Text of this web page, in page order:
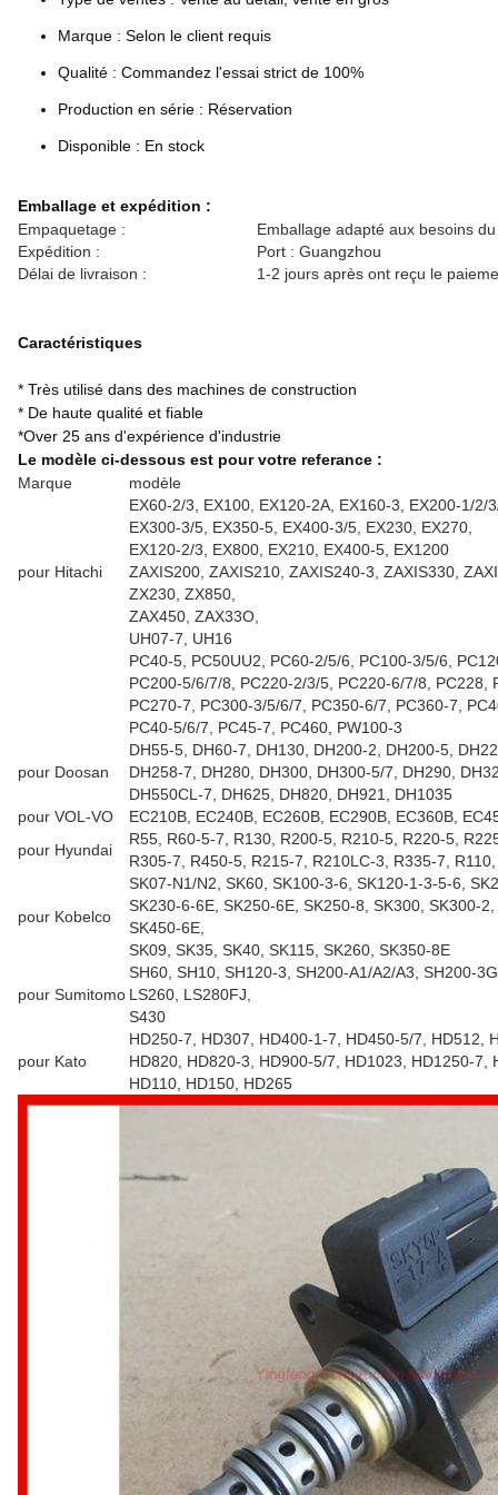
Marque : Selon le client requis
Qualité : Commandez l'essai strict de 100%
Production en série : Réservation
Disponible : En stock
Emballage et expédition :
Empaquetage :
Emballage adapté aux besoins
Expédition :
Port : Guangzhou
Délai de livraison :
1-2 jours après ont reçu le
Caractéristiques
* Très utilisé dans des machines de construction
* De haute qualité et fiable
*Over 25 ans d'expérience d'industrie
Le modèle ci-dessous est pour votre referance :
Marque
modèle
pour Hitachi
EX60-2/3, EX100, EX120-2A, EX160-3, EX200-1/2/
EX300-3/5, EX350-5, EX400-3/5, EX230, EX270,
EX120-2/3, EX800, EX210, EX400-5, EX1200
ZAXIS200, ZAXIS210, ZAXIS240-3, ZAXIS330,
ZX230, ZX850,
ZAX450, ZAX33O,
UH07-7, UH16
PC40-5, PC50UU2, PC60-2/5/6, PC100-3/5/6,
PC200-5/6/7/8, PC220-2/3/5, PC220-6/7/8, PC228,
PC270-7, PC300-3/5/6/7, PC350-6/7, PC360-7,
PC40-5/6/7, PC45-7, PC460, PW100-3
pour Doosan
DH55-5, DH60-7, DH130, DH200-2, DH200-5,
DH258-7, DH280, DH300, DH300-5/7, DH290,
DH550CL-7, DH625, DH820, DH921, DH1035
pour VOL-VO
EC210B, EC240B, EC260B, EC290B, EC360B,
pour Hyundai
R55, R60-5-7, R130, R200-5, R210-5, R220-5,
R305-7, R450-5, R215-7, R210LC-3, R335-7,
pour Kobelco
SK07-N1/N2, SK60, SK100-3-6, SK120-1-3-5-6,
SK230-6-6E, SK250-6E, SK250-8, SK300, SK300-
SK450-6E,
SK09, SK35, SK40, SK115, SK260, SK350-8E
pour Sumitomo
SH60, SH10, SH120-3, SH200-A1/A2/A3, SH200-
LS260, LS280FJ,
S430
pour Kato
HD250-7, HD307, HD400-1-7, HD450-5/7, HD512,
HD820, HD820-3, HD900-5/7, HD1023, HD1250-7,
HD110, HD150, HD265